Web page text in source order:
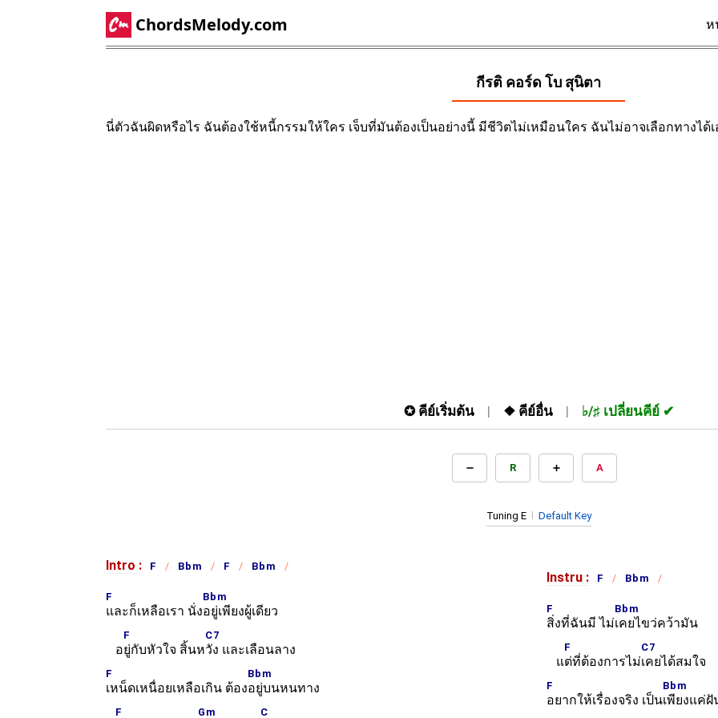
ChordsMelody.com ห
กีรติ คอร์ด โบ สุนิตา
นี่ตัวฉันผิดหรือไร ฉันต้องใช้หนี้กรรมให้ใคร เจ็บที่มันต้องเป็นอย่างนี้ มีชีวิตไม่เหมือนใคร ฉันไม่อาจเลือกทางได้เ
✪ คีย์เริ่มต้น ❖ คีย์อื่น ♭/♯ เปลี่ยนคีย์
R A
Tuning E Default Key
Intro : F Bbm F Bbm
F
และก็เหลือเรา นั่ง
Bbm
อยู่เพียงผู้เดียว
อ
F
ยู่กับหัวใจ สิ้นห
C7
วัง และเลือนลาง
F
เหน็ดเหนื่อยเหลือเกิน ต้อง
Bbm
อยู่บนหนทาง
F Gm C
Instru : F Bbm
F
สิ่งที่ฉันมี ไม่
Bbm
เคยไขว่คว้ามัน
แ
F
ต่ที่ต้องการไม่
C7
เคยได้สมใจ
F
อยากให้เรื่องจริง เป็น
Bbm
เพียงแค่ฝั